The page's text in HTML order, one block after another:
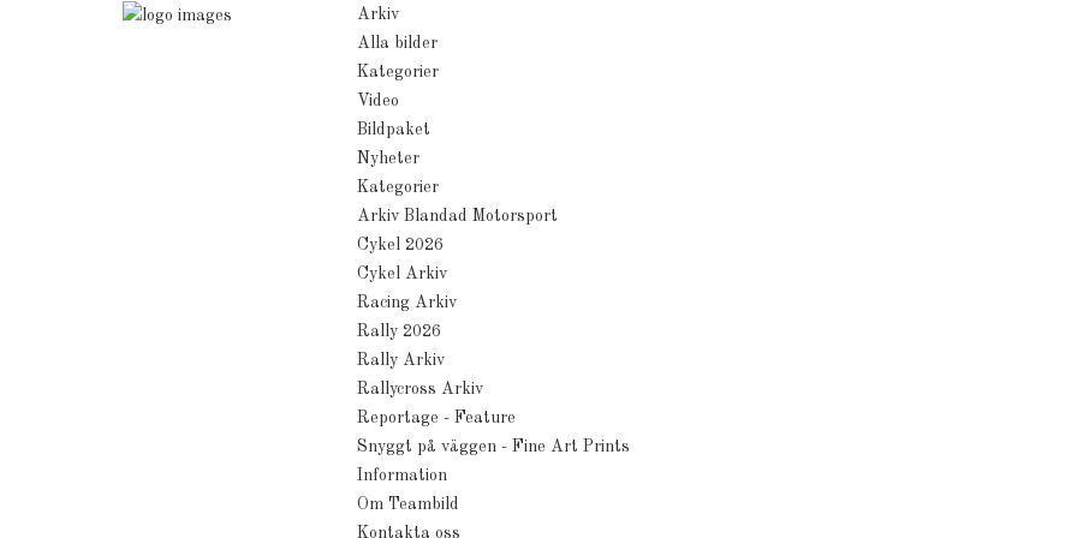
Arkiv
Alla bilder
Kategorier
Video
Bildpaket
Nyheter
Kategorier
Arkiv Blandad Motorsport
Cykel 2026
Cykel Arkiv
Racing Arkiv
Rally 2026
Rally Arkiv
Rallycross Arkiv
Reportage - Feature
Snyggt på väggen - Fine Art Prints
Information
Om Teambild
Kontakta oss